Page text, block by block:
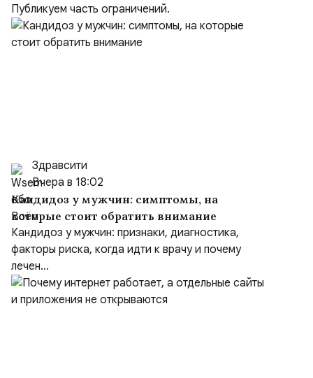
рубежом преступников и иноагентов
Публикуем часть ограничений.
Здравсити
Вчера в 18:02
Кандидоз у мужчин: симптомы, на
которые стоит обратить внимание
Кандидоз у мужчин: признаки, диагностика,
факторы риска, когда идти к врачу и почему
лечен...